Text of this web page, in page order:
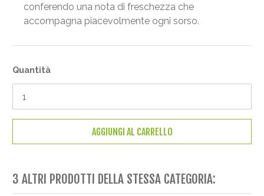
conferendo una nota di freschezza che
accompagna piacevolmente ogni sorso.
Quantità
AGGIUNGI AL CARRELLO
3 ALTRI PRODOTTI DELLA STESSA CATEGORIA: